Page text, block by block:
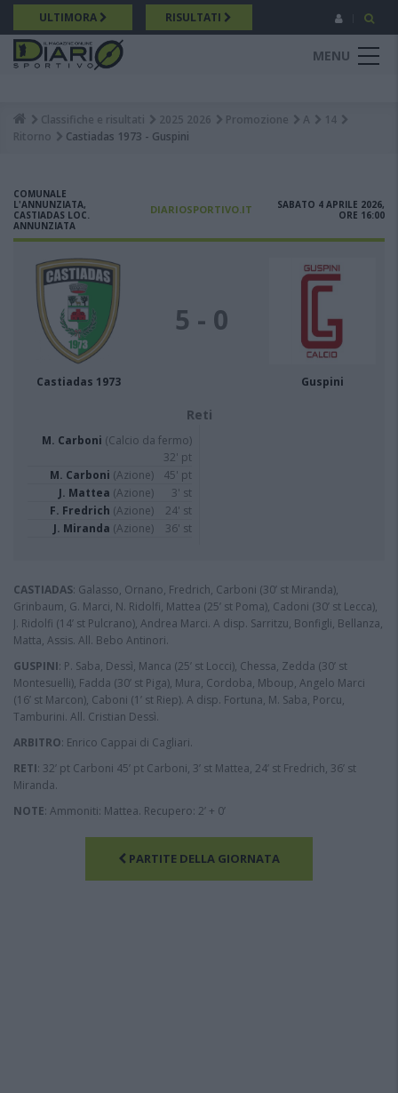
Salta
al
contenuto
principale
ULTIMORA RISULTATI
MENU
Breadcrumb
Classifiche e risultati 2025 2026 Promozione A
14
Ritorno
Castiadas 1973 - Guspini
COMUNALE
L'ANNUNZIATA,
CASTIADAS LOC.
ANNUNZIATA
DIARIOSPORTIVO.IT
SABATO 4 APRILE 2026,
ORE 16:00
Castiadas 1973
5 - 0
Guspini
Reti
M. Carboni (Calcio da fermo)
32' pt
M. Carboni (Azione)
45' pt
J. Mattea (Azione)
3' st
F. Fredrich (Azione)
24' st
J. Miranda (Azione) 36' st
CASTIADAS: Galasso, Ornano, Fredrich, Carboni (30’ st Miranda),
Grinbaum, G. Marci, N. Ridolfi, Mattea (25’ st Poma), Cadoni (30’ st Lecca),
J. Ridolfi (14’ st Pulcrano), Andrea Marci. A disp. Sarritzu, Bonfigli, Bellanza,
Matta, Assis. All. Bebo Antinori.
GUSPINI: P. Saba, Dessì, Manca (25’ st Locci), Chessa, Zedda (30’ st
Montesuelli), Fadda (30’ st Piga), Mura, Cordoba, Mboup, Angelo Marci
(16’ st Marcon), Caboni (1’ st Riep). A disp. Fortuna, M. Saba, Porcu,
Tamburini. All. Cristian Dessì.
ARBITRO: Enrico Cappai di Cagliari.
RETI: 32’ pt Carboni 45’ pt Carboni, 3’ st Mattea, 24’ st Fredrich, 36’ st
Miranda.
NOTE: Ammoniti: Mattea. Recupero: 2’ + 0’
PARTITE DELLA GIORNATA